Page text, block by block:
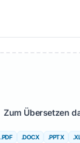
Zum Übersetzen
.PDF .DOCX .PPTX